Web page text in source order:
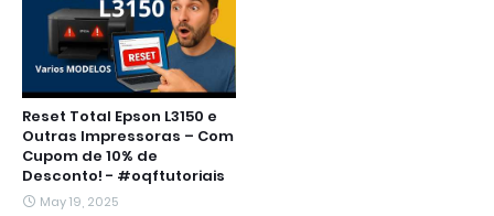
Reset Total Epson L3150 e
Outras Impressoras – Com
Cupom de 10% de
Desconto! - #oqftutoriais
May 19, 2025